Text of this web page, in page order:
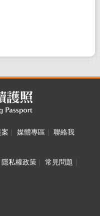
媒體專區
聯絡我
隱私權政策 常見問題